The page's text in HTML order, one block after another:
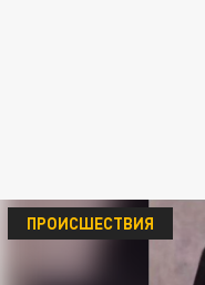
ПРОИСШЕСТВИЯ